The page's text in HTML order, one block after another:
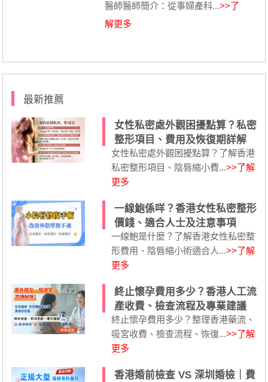
醫師醫師簡介：從事婦產科...>>了
解更多
最新推薦
女性私密處外觀困擾點算？私密
整形項目、費用及恢復期詳解
女性私密處外觀困擾點算？了解香港
私密整形項目、陰唇縮小費...>>了解
更多
一線鮑係咩？香港女性私密整形
價錢、適合人士及注意事項
一線鮑是什麼？了解香港女性私密整
形費用、陰唇縮小術適合人...>>了解
更多
終止懷孕費用多少？香港人工流
產收費、檢查流程及專業建議
終止懷孕費用多少？整理香港藥流、
吸宮收費、檢查流程、恢復...>>了解
更多
香港婚前檢查 VS 深圳婚檢｜費